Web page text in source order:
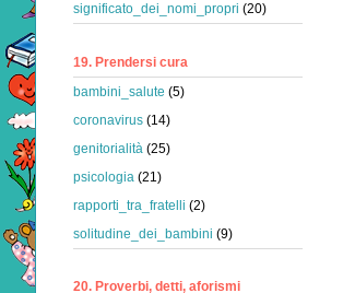
significato_dei_nomi_propri (20)
19. Prendersi cura
bambini_salute (5)
coronavirus (14)
genitorialità (25)
psicologia (21)
rapporti_tra_fratelli (2)
solitudine_dei_bambini (9)
20. Proverbi, detti, aforismi